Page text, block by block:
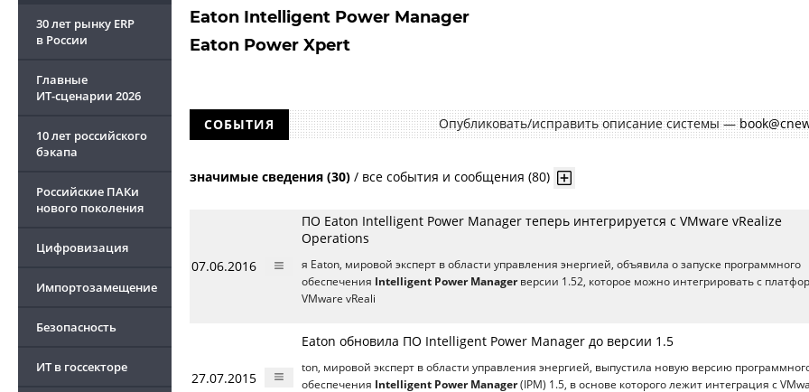
30 лет рынку ERP
в России
Главные
ИТ-сценарии 2026
10 лет российского
бэкапа
Российские ПАКи
нового поколения
Цифровизация
Импортозамещение
Безопасность
ИТ в госсекторе
Eaton Intelligent Power Manager
Eaton Power Xpert
СОБЫТИЯ Опубликовать/исправить описание системы —
значимые сведения (30) / все события и сообщения (80)
07.06.2016
ПО Eaton Intelligent Power Manager теперь интегрируется с VMware vRealize
Operations
я Eaton, мировой эксперт в области управления энергией, объявила о запуске программного
обеспечения Intelligent Power Managerверсии 1.52, которое можно интегрировать с
VMware vReali
27.07.2015
Eaton обновила ПО Intelligent Power Manager до версии 1.5
ton, мировой эксперт в области управления энергией, выпустила новую версию
обеспечения Intelligent Power Manager(IPM) 1.5, в основе которого лежит интеграция с